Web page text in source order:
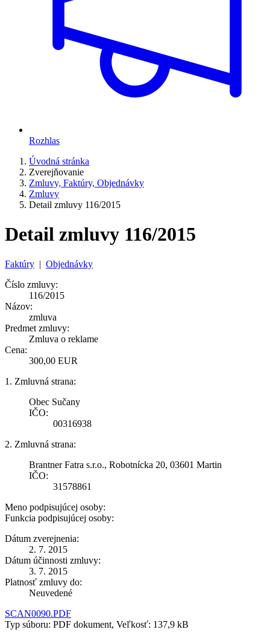
Rozhlas
Úvodná stránka
Zverejňovanie
Zmluvy, Faktúry, Objednávky
Zmluvy
Detail zmluvy 116/2015
Detail zmluvy 116/2015
Faktúry | Objednávky
Číslo zmluvy:
116/2015
Názov:
zmluva
Predmet zmluvy:
Zmluva o reklame
Cena:
300,00 EUR
1. Zmluvná strana:
Obec Sučany
IČO:
00316938
2. Zmluvná strana:
Brantner Fatra s.r.o., Robotnícka 20, 03601 Martin
IČO:
31578861
Meno podpisujúcej osoby:
Funkcia podpisujúcej osoby:
Dátum zverejnenia:
2. 7. 2015
Dátum účinnosti zmluvy:
3. 7. 2015
Platnosť zmluvy do:
Neuvedené
SCAN0090.PDF
Typ súboru: PDF dokument, Veľkosť: 137,9 kB